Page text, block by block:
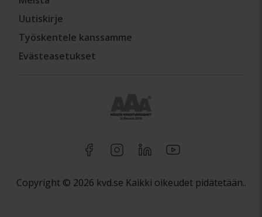
Uutiskirje
Työskentele kanssamme
Evästeasetukset
Copyright © 2026 kvd.se Kaikki oikeudet pidätetään..